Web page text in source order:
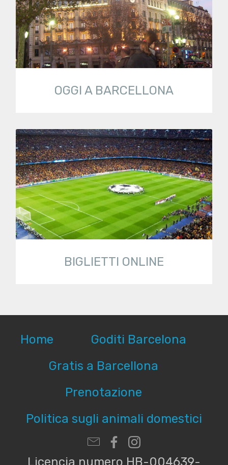
OGGI A BARCELLONA
BIGLIETTI ONLINE
Home
Goditi Barcelona
Gratis a Barcellona
Prenotazione
Politica sugli animali domestici
Licencia numero HB-004639-